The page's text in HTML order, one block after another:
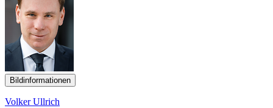
Bildinformationen
Volker Ullrich